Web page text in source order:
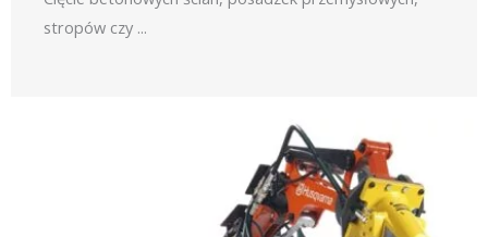
stropów czy ...